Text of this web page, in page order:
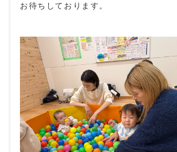
お待ちしております。